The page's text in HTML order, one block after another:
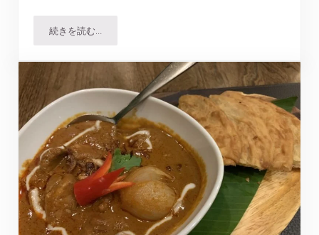
続きを読む…レモングラスハウス｜中崎町から茨木へ移転の人気タイ